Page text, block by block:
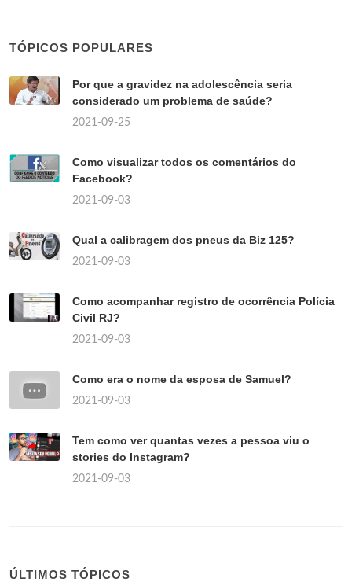
TÓPICOS POPULARES
Por que a gravidez na adolescência seria
considerado um problema de saúde?
2021-09-25
Como visualizar todos os comentários do
Facebook?
2021-09-03
Qual a calibragem dos pneus da Biz 125?
2021-09-03
Como acompanhar registro de ocorrência Polícia
Civil RJ?
2021-09-03
Como era o nome da esposa de Samuel?
2021-09-03
Tem como ver quantas vezes a pessoa viu o
stories do Instagram?
2021-09-03
ÚLTIMOS TÓPICOS